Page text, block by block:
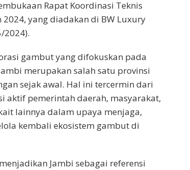
Rapat Koordinasi Teknis
yang diadakan di BW Luxury
2024).
gambut yang difokuskan pada
merupakan salah satu provinsi
sejak awal. Hal ini tercermin dari
aktif pemerintah daerah, masyarakat,
lainnya dalam upaya menjaga,
kembali ekosistem gambut di
Jambi sebagai referensi